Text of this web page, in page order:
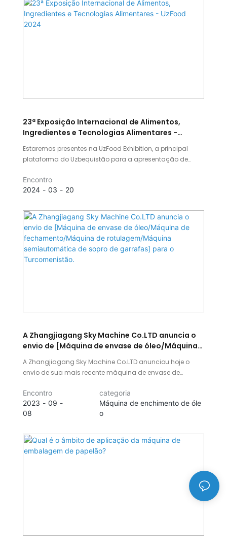
23ª Exposição Internacional de Alimentos,
Ingredientes e Tecnologias Alimentares -
Estaremos presentes na UzFood Exhibition, a principal
plataforma do Uzbequistão para a apresentação de
recentes tecnologias na indústria de processamento de
alimentos. Temos o prazer de anunciar que nosso
de agosto.
Encontro
2024
03 20
A Zhangjiagang Sky Machine Co.LTD anuncia o
envio de [Máquina de envase de óleo/Máquina
rotulagem/Máquina semiautomática de sopro
de garrafas] para o Turcomenistão.
A Zhangjiagang Sky Machine Co.LTD anunciou hoje o
envio de sua mais recente máquina de envase de
semiautomática de sopro de garrafas para o
Turcomenistão. A empresa concluiu com sucesso o
processo de fabricação e testes do produto e o enviou
Encontro
2023
09
08
categoria
Máquina de enchimento de óle
o